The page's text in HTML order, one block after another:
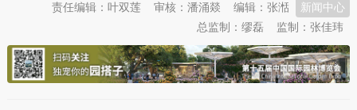
新闻中心
编辑：张湉
审核：潘涌燚
责任编辑：叶双莲
监制：张佳玮
总监制：缪磊